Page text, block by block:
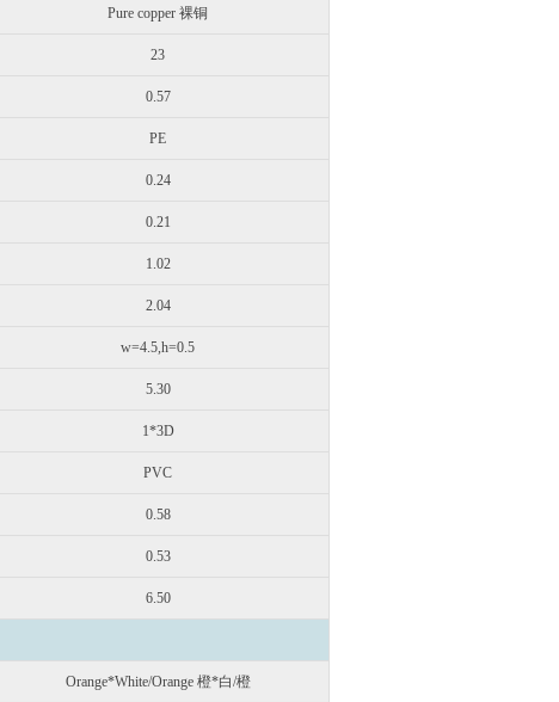
Pure copper 裸铜
23
0.57
PE
0.24
0.21
1.02
2.04
w=4.5,h=0.5
5.30
1*3D
PVC
0.58
0.53
6.50
Orange*White/Orange 橙*白/橙